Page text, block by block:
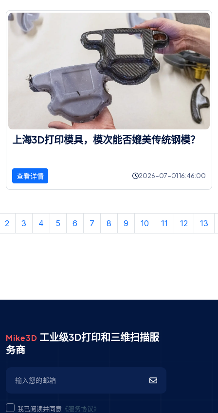
上海3D打印模具， 模次能否媲美传统钢模？
查看详情 2026-07-01 16:46:00
2 3 4 5 6 7 8 9 10 11 12 13
Mike3D 工业级3D打印和三维扫描服
务商
我已阅读并同意 《服务协议》